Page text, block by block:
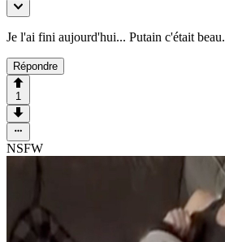
Je l'ai fini aujourd'hui... Putain c'était beau.
Répondre
1
NSFW